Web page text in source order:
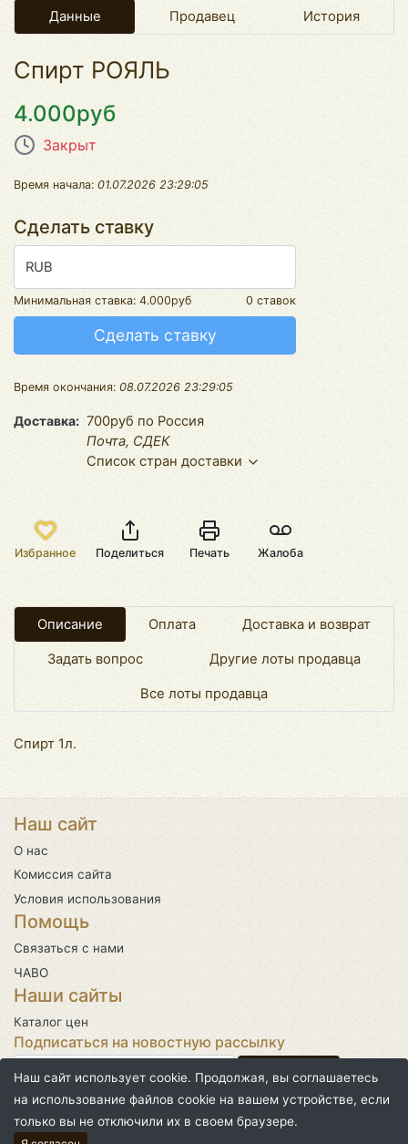
Данные Продавец История
Спирт РОЯЛЬ
4.000руб
Закрыт
Время начала: 01.07.2026 23:29:05
Сделать ставку
RUB
Минимальная ставка: 4.000руб 0 ставок
Сделать ставку
Время окончания: 08.07.2026 23:29:05
Доставка
700руб по Россия
Почта, СДЕК
Список стран доставки
Избранное Поделиться Печать Жалоба
Описание Оплата Доставка и возврат
Задать вопрос Другие лоты продавца
Все лоты продавца
Спирт 1л.
Наш сайт
О нас
Комиссия сайта
Условия использования
Помощь
Связаться с нами
ЧАВО
Наши сайты
Каталог цен
Подписаться на новостную рассылку
©2026 | Над сайтом работал
Наш сайт использует cookie. Продолжая, вы соглашаетесь
на использование файлов cookie на вашем устройстве, если
только вы не отключили их в своем браузере.